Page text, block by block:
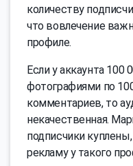
количеству
что вовлечение
профиле.
Если у аккаунта 100
фотографиями по
комментариев, то
некачественная.
подписчики
рекламу у такого